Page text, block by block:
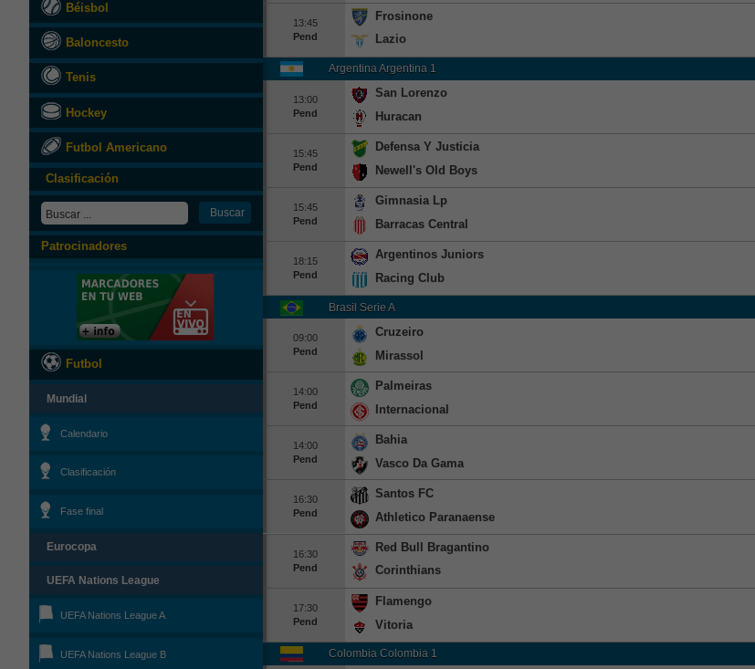
Béisbol
Baloncesto
Tenis
Hockey
Futbol Americano
Clasificación
Patrocinadores
Futbol
Mundial
Calendario
Clasificación
Fase final
Eurocopa
UEFA Nations League
UEFA Nations League A
UEFA Nations League B
13:45
Pend
Frosinone
Lazio
Argentina Argentina 1
13:00
Pend
San Lorenzo
Huracan
15:45
Pend
Defensa Y Justicia
Newell's Old Boys
15:45
Pend
Gimnasia Lp
Barracas Central
18:15
Pend
Argentinos Juniors
Racing Club
Brasil Serie A
09:00
Pend
Cruzeiro
Mirassol
14:00
Pend
Palmeiras
Internacional
14:00
Pend
Bahia
Vasco Da Gama
16:30
Pend
Santos FC
Athletico Paranaense
16:30
Pend
Red Bull Bragantino
Corinthians
17:30
Pend
Flamengo
Vitoria
Colombia Colombia 1